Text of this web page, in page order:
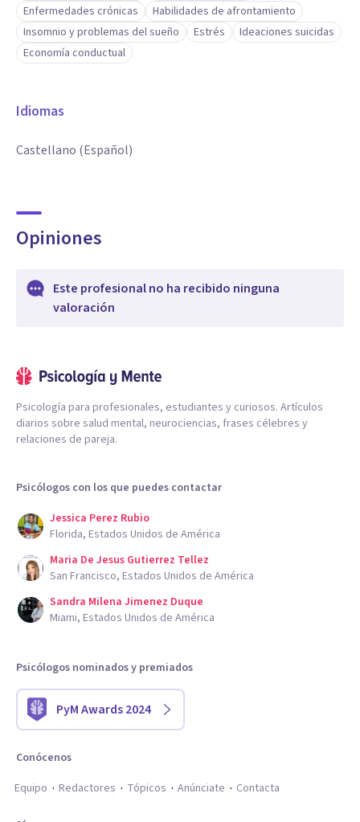
Enfermedades crónicas
Habilidades de afrontamiento
Insomnio y problemas del sueño
Estrés
Ideaciones suicidas
Economía conductual
Idiomas
Castellano (Español)
Opiniones
Este profesional no ha recibido ninguna
valoración
Psicología para profesionales, estudiantes y curiosos. Artículos
diarios sobre salud mental, neurociencias, frases célebres y
relaciones de pareja.
Psicólogos con los que puedes contactar
Jessica Perez Rubio
Florida, Estados Unidos de América
Maria De Jesus Gutierrez Tellez
San Francisco, Estados Unidos de América
Sandra Milena Jimenez Duque
Miami, Estados Unidos de América
Psicólogos nominados y premiados
PyM Awards 2024
Conócenos
Equipo
Redactores Tópicos Anúnciate Contacta